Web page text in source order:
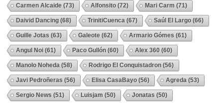
Carmen Alcaide (73) Alfonsito (72) Mari Carm (71)
Daivid Dancing (68) TrinitiCuenca (67) Saúl El Largo (66)
Guille Jotas (63) Galeote (62) Armario Gómes (61)
Angul Noi (61) Paco Gullón (60) Alex 360 (60)
Manolo Noheda (58) Rodrigo El Conquistadron (56)
Javi Pedroñeras (56) Elisa CasaBayo (56) Agreda (53)
Sergio News (51) Luisjam (50) Jonatas (50)